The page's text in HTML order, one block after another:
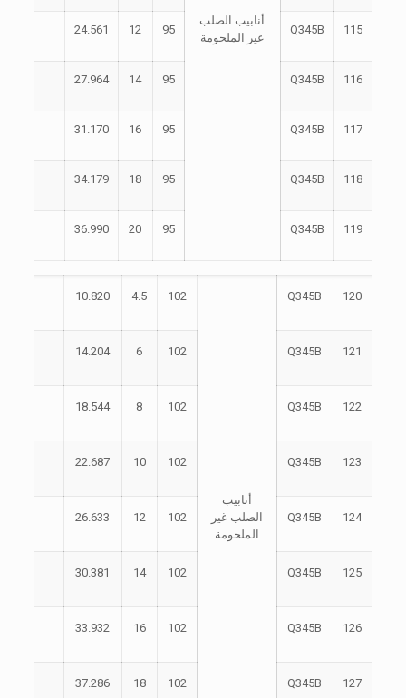
أنابيب الصلب
غير الملحومة
115
Q345B
95
12
24.561
116
Q345B
95
14
27.964
117
Q345B
95
16
31.170
118
Q345B
95
18
34.179
119
Q345B
95
20
36.990
120
Q345B
أنابيب
الصلب غير
الملحومة
102
4.5
10.820
121
Q345B
102
6
14.204
122
Q345B
102
8
18.544
123
Q345B
102
10
22.687
124
Q345B
102
12
26.633
125
Q345B
102
14
30.381
126
Q345B
102
16
33.932
127
Q345B
102
18
37.286